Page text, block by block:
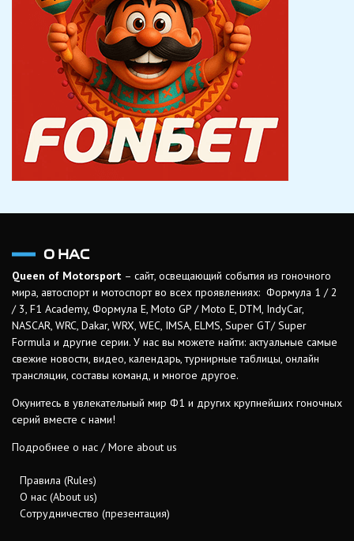
О НАС
Queen of Motorsport – сайт, освещающий события из гоночного
мира, автоспорт и мотоспорт во всех проявлениях: Формула 1 / 2
/ 3, F1 Academy, Формула Е, Moto GP / Moto E, DTM, IndyCar,
NASCAR, WRC, Dakar, WRX, WEC, IMSA, ELMS, Super GT/ Super
Formula и другие серии. У нас вы можете найти: актуальные самые
свежие новости, видео, календарь, турнирные таблицы, онлайн
трансляции, составы команд, и многое другое.
Окунитесь в увлекательный мир Ф1 и других крупнейших гоночных
серий вместе с нами!
Подробнее о нас / More about us
Правила (Rules)
О нас (About us)
Сотрудничество (презентация)